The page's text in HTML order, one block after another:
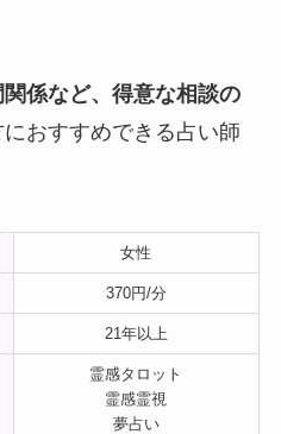
係など、得意な相談の
おすすめできる占い師
女性
370円/分
21年以上
霊感タロット
霊感霊視
夢占い